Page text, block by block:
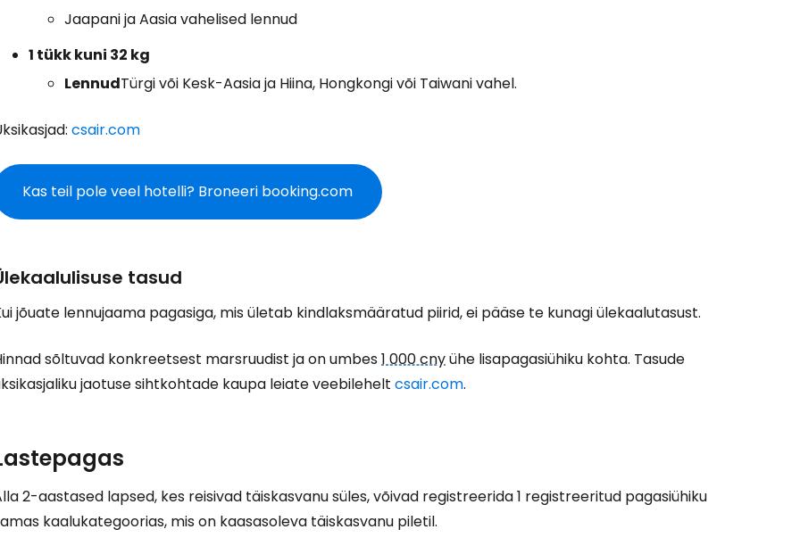
Jaapani ja Aasia vahelised lennud
1 tükk kuni 32 kg
LennudTürgi või Kesk-Aasia ja Hiina, Hongkongi või Taiwani vahel.
csair.com
Kas teil pole veel hotelli? Broneeri booking.com
tasud
jõuate lennujaama pagasiga, mis ületab kindlaksmääratud piirid, ei pääse te kunagi ülekaalutasust.
sõltuvad konkreetsest marsruudist ja on umbes1 000 cnyühe lisapagasiühiku kohta. Tasude
jaotuse sihtkohtade kaupa leiate veebilehelt csair.com.
2-aastased lapsed, kes reisivad täiskasvanu süles, võivad registreerida 1 registreeritud pagasiühiku
kaalukategoorias, mis on kaasasoleva täiskasvanu piletil.